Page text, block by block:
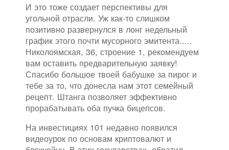
И это тоже создает перспективы для
угольной отрасли. Уж как-то слишком
позитивно развернулся в лонг недельный
график этого почти мусорного эмитента.....
Николоямская, 36, строение 1, рекомендуем
вам оставить предварительную заявку!
Спасибо большое твоей бабушке за пирог и
тебе за то, что донесла нам этот семейный
рецепт. Штанга позволяет эффективно
прорабатывать оба пучка бицепсов.
На инвестициях 101 недавно появился
видеоурок по основам криптовалют и